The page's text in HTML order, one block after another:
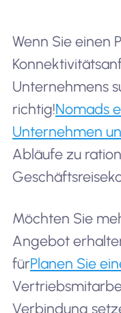
Wenn Sie einen
Unternehmens
richtig!Nomads
Unternehmen
Abläufe zu
Möchten Sie
Angebot
fürPlanen Sie
Verbindung